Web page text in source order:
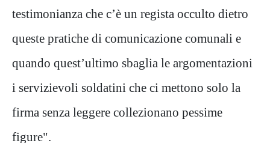
testimonianza che c’è un regista occulto dietro
queste pratiche di comunicazione comunali e
quando quest’ultimo sbaglia le argomentazioni
i servizievoli soldatini che ci mettono solo la
firma senza leggere collezionano pessime
figure".